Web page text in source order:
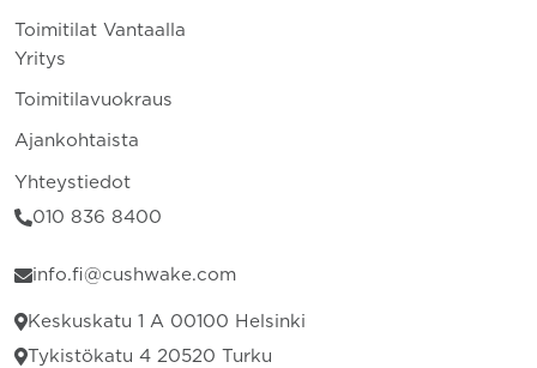
Toimitilat Vantaalla
Yritys
Toimitilavuokraus
Ajankohtaista
Yhteystiedot
010 836 8400
info.fi@cushwake.com
Keskuskatu 1 A 00100 Helsinki
Tykistökatu 4 20520 Turku